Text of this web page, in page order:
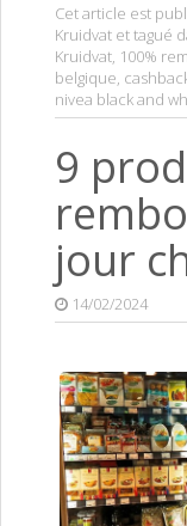
Cet article est
Kruidvat et tagué
Kruidvat 100%
belgique
nivea black and
9
jour
14/02/2024